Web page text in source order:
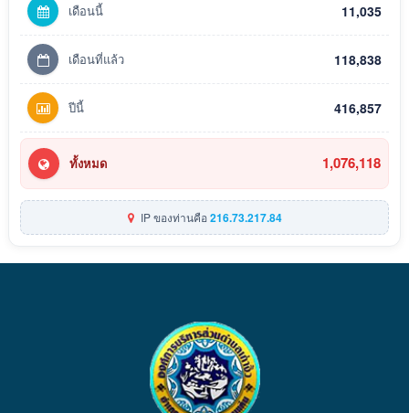
เดือนนี้ 11,035
เดือนที่แล้ว 118,838
ปีนี้ 416,857
ทั้งหมด 1,076,118
IP ของท่านคือ216.73.217.84